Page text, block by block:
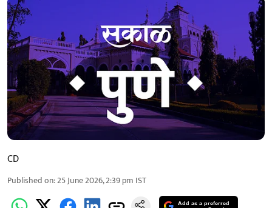
CD
Published on:25 June 2026, 2:39 pm IST
Add as a preferred